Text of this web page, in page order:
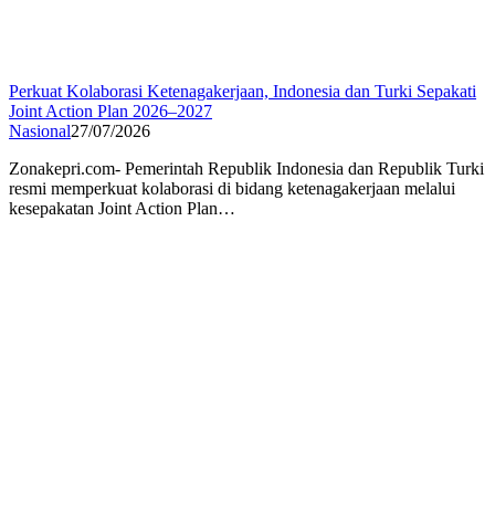
Perkuat Kolaborasi Ketenagakerjaan, Indonesia dan Turki Sepakati
Joint Action Plan 2026–2027
Nasional27/07/2026
Zonakepri.com- Pemerintah Republik Indonesia dan Republik Turki
resmi memperkuat kolaborasi di bidang ketenagakerjaan melalui
kesepakatan Joint Action Plan…